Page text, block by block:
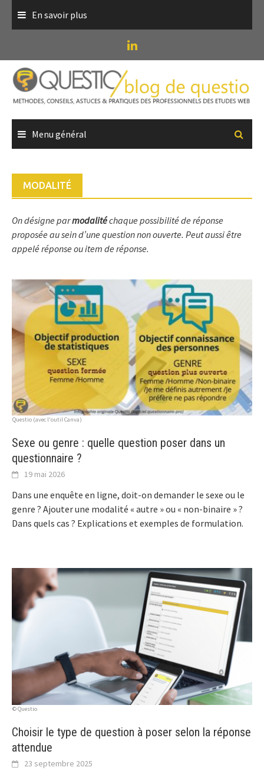
En savoir plus
Menu général
MODALITÉ
On désigne parmodalitéchaque possibilité de réponse
proposée au sein d’une question non ouverte. Peut aussi être
appelé réponse ou item de réponse.
Questio (avec l'outil Canva)
Sexe ou genre : quelle question poser dans un
questionnaire ?
19 mai 2026
Dans une enquête en ligne, doit-on demander le sexe ou le
genre ? Ajouter une modalité « autre » ou « non-binaire » ?
Dans quels cas ? Explications et exemples de formulation.
© Questio
Choisir le type de question à poser selon la réponse
attendue
23 septembre 2025